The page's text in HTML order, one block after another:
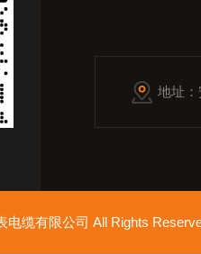
地址
电缆有限公司 All Rights